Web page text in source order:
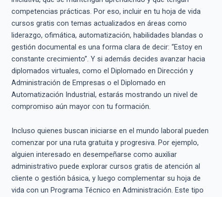
competencias prácticas. Por eso, incluir en tu hoja de vida
cursos gratis con temas actualizados en áreas como
liderazgo, ofimática, automatización, habilidades blandas o
gestión documental es una forma clara de decir: “Estoy en
constante crecimiento”. Y si además decides avanzar hacia
diplomados virtuales, como el Diplomado en Dirección y
Administración de Empresas o el Diplomado en
Automatización Industrial, estarás mostrando un nivel de
compromiso aún mayor con tu formación.
Incluso quienes buscan iniciarse en el mundo laboral pueden
comenzar por una ruta gratuita y progresiva. Por ejemplo,
alguien interesado en desempeñarse como auxiliar
administrativo puede explorar cursos gratis de atención al
cliente o gestión básica, y luego complementar su hoja de
vida con un Programa Técnico en Administración. Este tipo